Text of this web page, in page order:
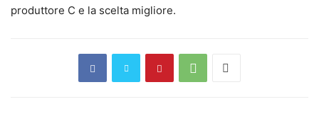
produttore C e la scelta migliore.